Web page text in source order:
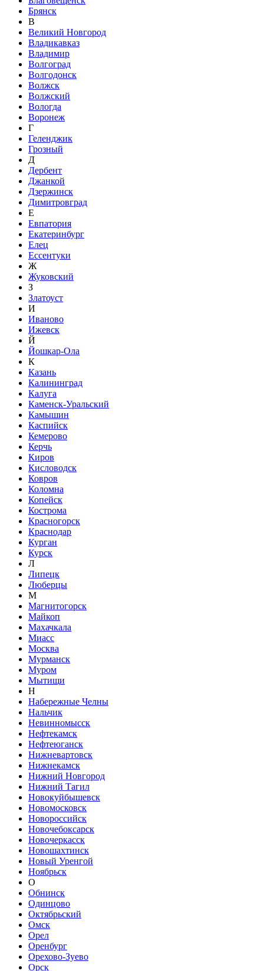
Брянск
В
Великий Новгород
Владикавказ
Владимир
Волгоград
Волгодонск
Волжск
Волжский
Вологда
Воронеж
Г
Геленджик
Грозный
Д
Дербент
Джанкой
Дзержинск
Димитровград
Е
Евпатория
Екатеринбург
Елец
Ессентуки
Ж
Жуковский
З
Златоуст
И
Иваново
Ижевск
Й
Йошкар-Ола
К
Казань
Калининград
Калуга
Каменск-Уральский
Камышин
Каспийск
Кемерово
Керчь
Киров
Кисловодск
Ковров
Коломна
Копейск
Кострома
Красногорск
Краснодар
Курган
Курск
Л
Липецк
Люберцы
М
Магнитогорск
Майкоп
Махачкала
Миасс
Москва
Мурманск
Муром
Мытищи
Н
Набережные Челны
Нальчик
Невинномысск
Нефтекамск
Нефтеюганск
Нижневартовск
Нижнекамск
Нижний Новгород
Нижний Тагил
Новокуйбышевск
Новомосковск
Новороссийск
Новочебоксарск
Новочеркасск
Новошахтинск
Новый Уренгой
Ноябрьск
О
Обнинск
Одинцово
Октябрьский
Омск
Орел
Оренбург
Орехово-Зуево
Орск